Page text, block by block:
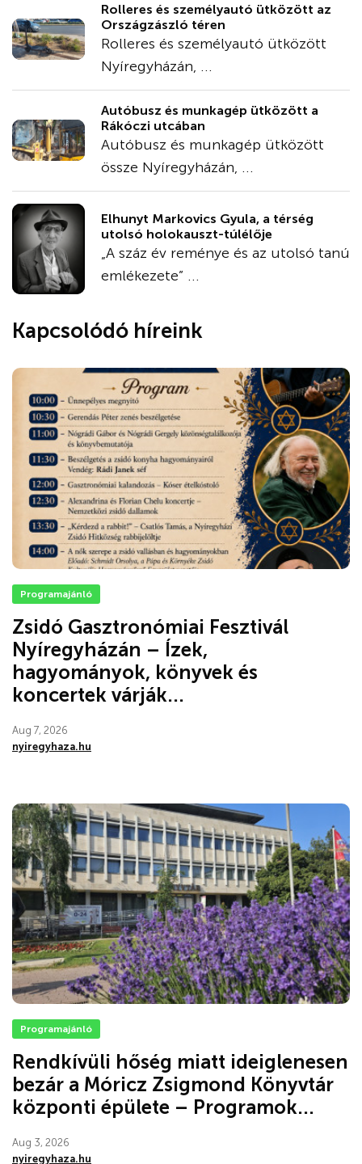
Rolleres és személyautó ütközött az
Országzászló téren
Rolleres és személyautó ütközött
Nyíregyházán, ...
Autóbusz és munkagép ütközött a
Rákóczi utcában
Autóbusz és munkagép ütközött
össze Nyíregyházán, ...
Elhunyt Markovics Gyula, a térség
utolsó holokauszt-túlélője
„A száz év reménye és az utolsó tanú
emlékezete” ...
Kapcsolódó híreink
Programajánló
Zsidó Gasztronómiai Fesztivál
Nyíregyházán – Ízek,
hagyományok, könyvek és
koncertek várják...
Aug 7, 2026
nyiregyhaza.hu
Programajánló
Rendkívüli hőség miatt ideiglenesen
bezár a Móricz Zsigmond Könyvtár
központi épülete – Programok...
Aug 3, 2026
nyiregyhaza.hu